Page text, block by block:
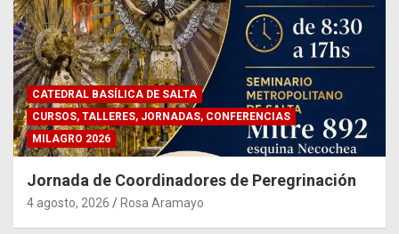
CATEDRAL BASÍLICA DE SALTA
CURSOS, TALLERES, JORNADAS, CONFERENCIAS
MILAGRO 2026
Jornada de Coordinadores de Peregrinación
4 agosto, 2026 Rosa Aramayo